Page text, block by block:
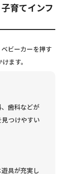
育てインフ
ビーカーを押す
ます。
歯科などが
つけやすい
具が充実し